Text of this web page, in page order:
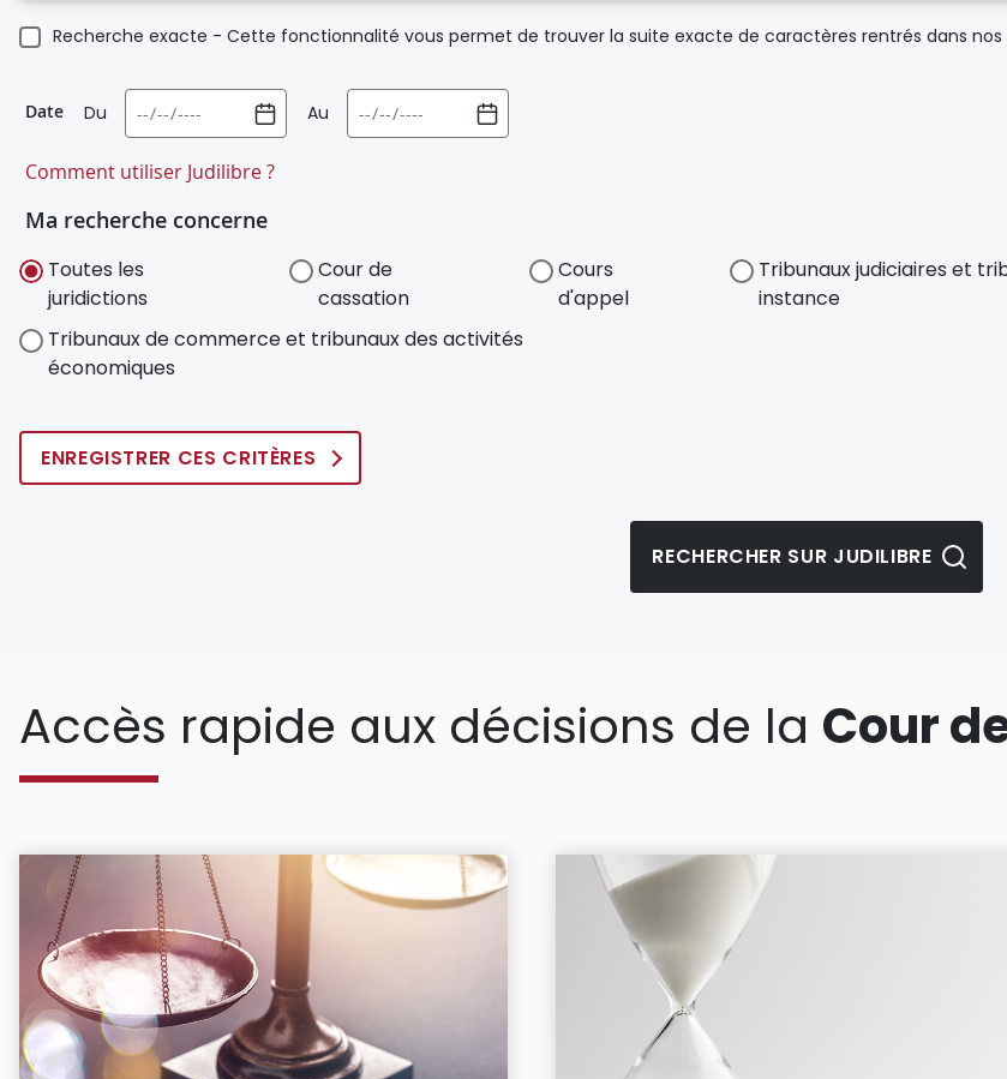
Recherche exacte - Cette fonctionnalité vous permet de trouver la suite exacte de caractères rentrés dans nos
Date Du Au
Comment utiliser Judilibre ?
Ma recherche concerne
Toutes les
juridictions
Cour de
cassation
Cours
d'appel
Tribunaux judiciaires et
instance
Tribunaux de commerce et tribunaux des activités
économiques
ENREGISTRER CES CRITÈRES
Accès rapide aux décisions de la Cour